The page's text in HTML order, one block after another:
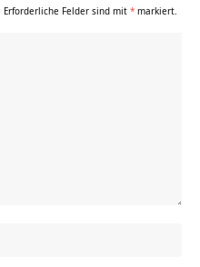
Erforderliche Felder sind mit * markiert.